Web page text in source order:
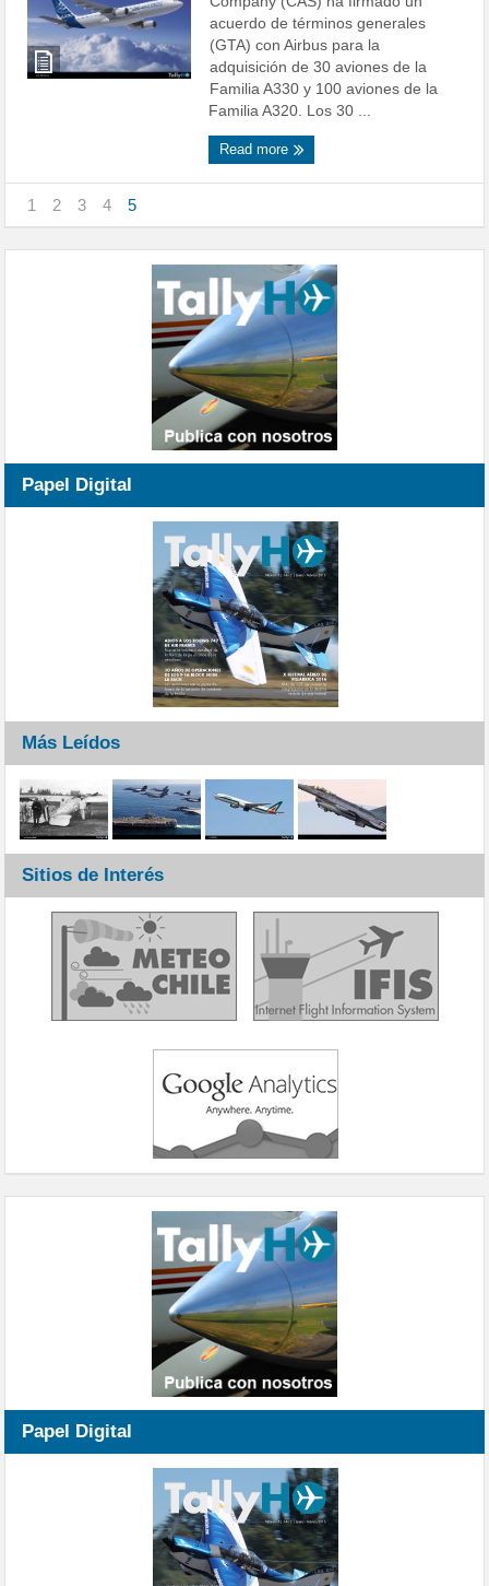
acuerdo de términos generales
(GTA) con Airbus para la
adquisición de 30 aviones de la
Familia A330 y 100 aviones de la
Familia A320. Los 30 ...
Read more
1 2 3 4 5
Papel Digital
Más Leídos
Sitios de Interés
Papel Digital